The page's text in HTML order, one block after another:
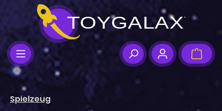
Zum Hauptinhalt springen
Spielzeug